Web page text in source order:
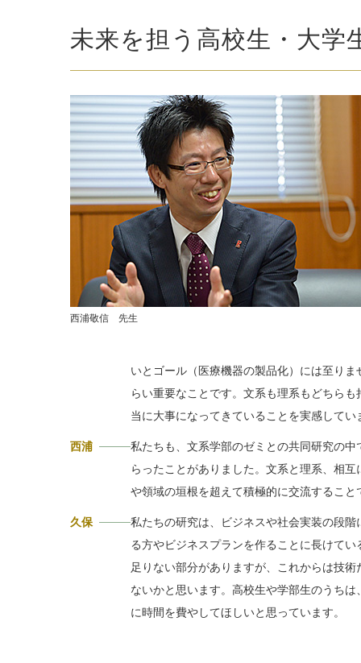
未来を担う高校生・大学
西浦敬信 先生
いとゴール（医療機器の製品化）には至り
らい重要なことです。文系も理系もどちら
当に大事になってきていることを実感してい
西浦
私たちも、文系学部のゼミとの共同研究の
らったことがありました。文系と理系、相
や領域の垣根を超えて積極的に交流するこ
久保
私たちの研究は、ビジネスや社会実装の段
る方やビジネスプランを作ることに長けて
足りない部分がありますが、これからは技
ないかと思います。高校生や学部生のうち
に時間を費やしてほしいと思っています。